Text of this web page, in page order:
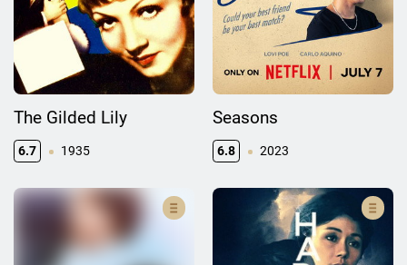
The Gilded Lily
6.7 1935
Seasons
6.8 2023